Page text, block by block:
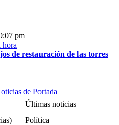
pm
de restauración de las torres
de Portada
Últimas noticias
Política